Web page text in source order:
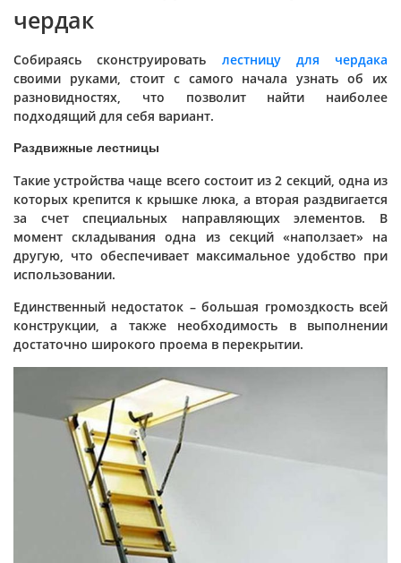
чердак
Собираясь сконструировать лестницу для чердака
своими руками, стоит с самого начала узнать об их
разновидностях, что позволит найти наиболее
подходящий для себя вариант.
Раздвижные лестницы
Такие устройства чаще всего состоит из 2 секций, одна из
которых крепится к крышке люка, а вторая раздвигается
за счет специальных направляющих элементов. В
момент складывания одна из секций «наползает» на
другую, что обеспечивает максимальное удобство при
использовании.
Единственный недостаток – большая громоздкость всей
конструкции, а также необходимость в выполнении
достаточно широкого проема в перекрытии.